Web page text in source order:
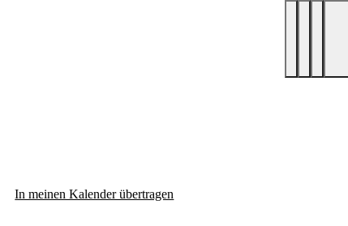
In meinen Kalender übertragen